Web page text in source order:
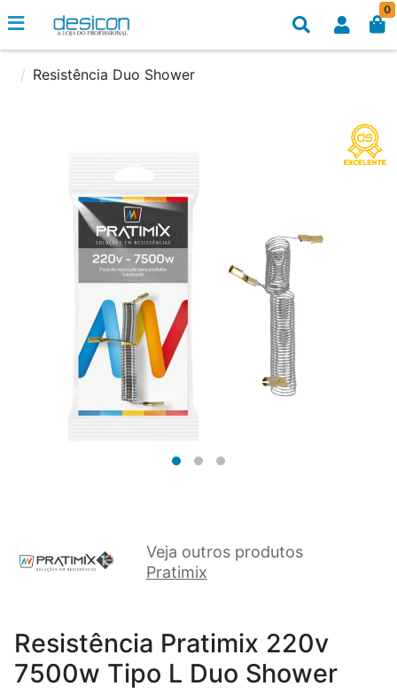
0
Resistência Duo Shower
Veja outros produtos
Pratimix
Resistência Pratimix 220v
7500w Tipo L Duo Shower